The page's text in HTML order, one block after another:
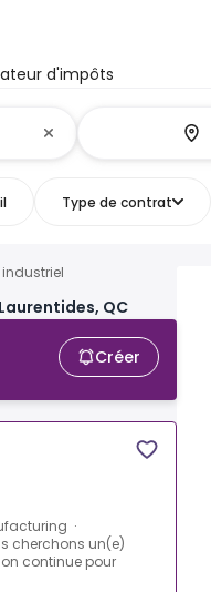
d'impôts
Type de contrat
QC
Créer
·
cherchons un(e)
continue pour